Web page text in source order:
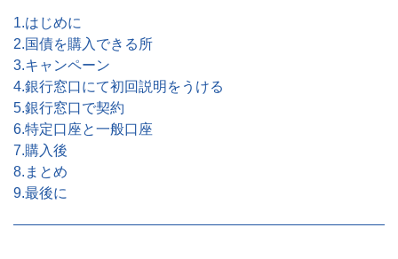
1.はじめに
2.国債を購入できる所
3.キャンペーン
4.銀行窓口にて初回説明をうける
5.銀行窓口で契約
6.特定口座と一般口座
7.購入後
8.まとめ
9.最後に